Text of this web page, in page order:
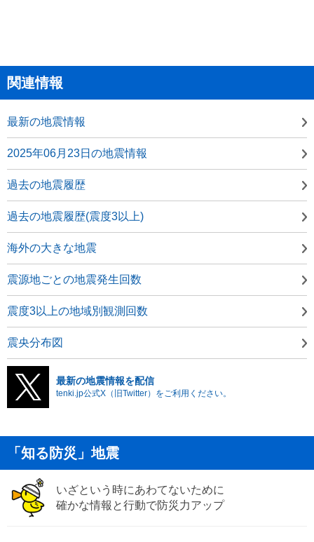
関連情報
最新の地震情報
2025年06月23日の地震情報
過去の地震履歴
過去の地震履歴(震度3以上)
海外の大きな地震
震源地ごとの地震発生回数
震度3以上の地域別観測回数
震央分布図
最新の地震情報を配信
tenki.jp公式X（旧Twitter）をご利用ください。
「知る防災」地震
いざという時にあわてないために
確かな情報と行動で防災力アップ